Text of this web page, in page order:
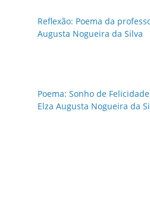
Reflexão: Poema da
Augusta Nogueira da Silva
Poema: Sonho de
Elza Augusta Nogueira da